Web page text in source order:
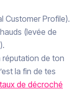
Customer Profile).
(levée de
réputation de ton
la fin de tes
taux de décroché